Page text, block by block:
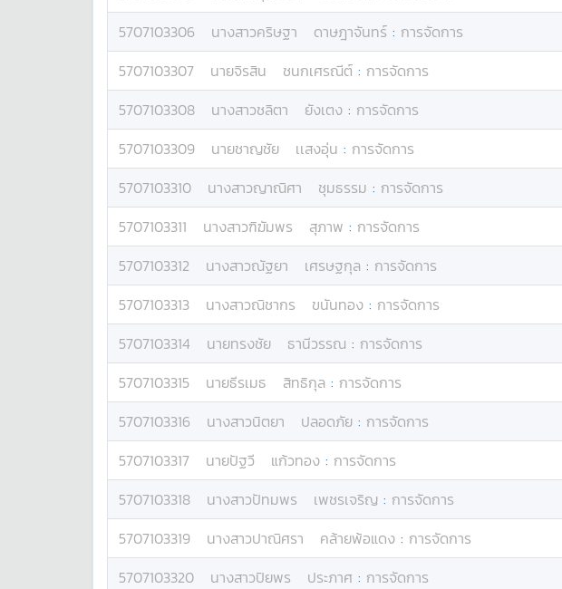
5707103306
นางสาวคริษฐา ดาษฎาจันทร์ : การจัดการ
5707103307
นายจิรสิน ชนกเศรณีต์ : การจัดการ
5707103308
นางสาวชลิตา ยังเตง : การจัดการ
5707103309
นายชาญชัย เเสงอุ่น : การจัดการ
5707103310
นางสาวญาณิศา ชุมธรรม : การจัดการ
5707103311
นางสาวฑิฆัมพร สุภาพ : การจัดการ
5707103312
นางสาวณัฐยา เศรษฐกุล : การจัดการ
5707103313
นางสาวณิชากร ขนันทอง : การจัดการ
5707103314
นายทรงชัย ธานีวรรณ : การจัดการ
5707103315
นายธีรเมธ สิทธิกุล : การจัดการ
5707103316
นางสาวนิตยา ปลอดภัย : การจัดการ
5707103317
นายปัฐวี แก้วทอง : การจัดการ
5707103318
นางสาวปัทมพร เพชรเจริญ : การจัดการ
5707103319
นางสาวปาณิศรา คล้ายพ้อแดง : การจัดการ
5707103320
นางสาวปิยพร ประภาศ : การจัดการ